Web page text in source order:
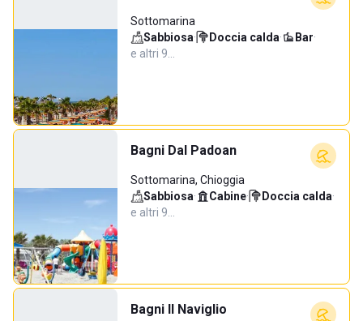
Sottomarina
Sabbiosa· Doccia calda· Bar·
e altri 9…
Bagni Dal Padoan
Sottomarina, Chioggia
Sabbiosa· Cabine· Doccia calda·
e altri 9…
Bagni Il Naviglio